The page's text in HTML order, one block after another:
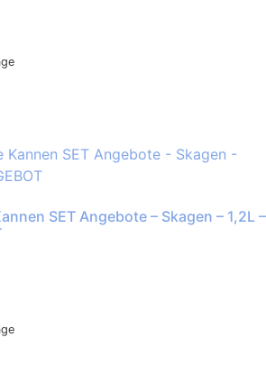
SET Angebote – Skagen – 1,2L –